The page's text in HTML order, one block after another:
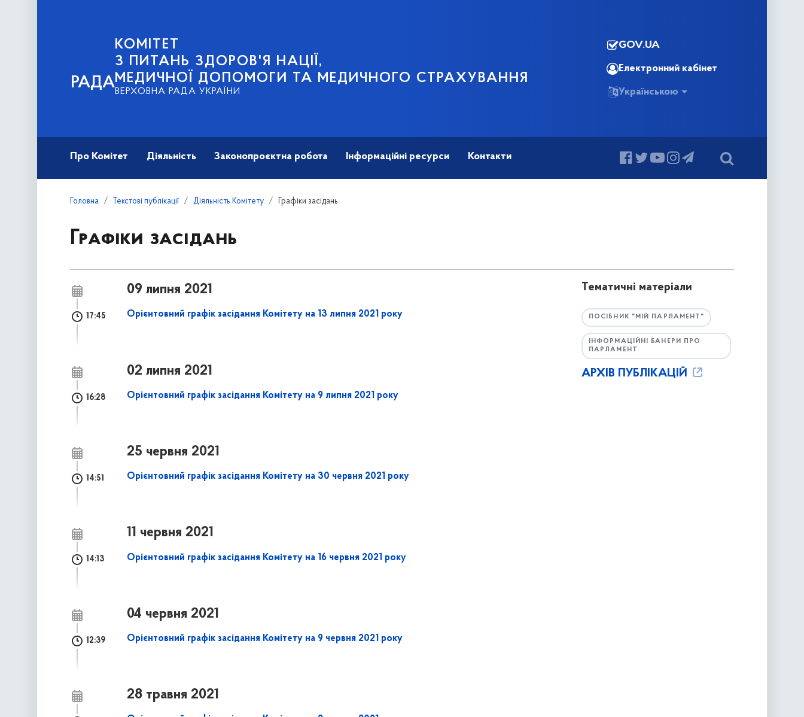
РАДА
КОМІТЕТ
З ПИТАНЬ ЗДОРОВ'Я НАЦІЇ,
МЕДИЧНОЇ ДОПОМОГИ ТА МЕДИЧНОГО СТРАХУВАННЯ
ВЕРХОВНА РАДА УКРАЇНИ
GOV.UA
Електронний кабінет
Українською
Про Комітет Діяльність Законопроєктна робота Інформаційні ресурси Контакти
Головна Текстові публікації Діяльність Комітету Графіки засідань
Графіки засідань
09 липня 2021
17:45 Орієнтовний графік засідання Комітету на 13 липня 2021 року
02 липня 2021
16:28 Орієнтовний графік засідання Комітету на 9 липня 2021 року
25 червня 2021
14:51 Орієнтовний графік засідання Комітету на 30 червня 2021 року
11 червня 2021
14:13 Орієнтовний графік засідання Комітету на 16 червня 2021 року
04 червня 2021
12:39 Орієнтовний графік засідання Комітету на 9 червня 2021 року
28 травня 2021
Тематичні матеріали
ПОСІБНИК "МІЙ ПАРЛАМЕНТ"
ІНФОРМАЦІЙНІ БАНЕРИ ПРО
ПАРЛАМЕНТ
АРХІВ ПУБЛІКАЦІЙ